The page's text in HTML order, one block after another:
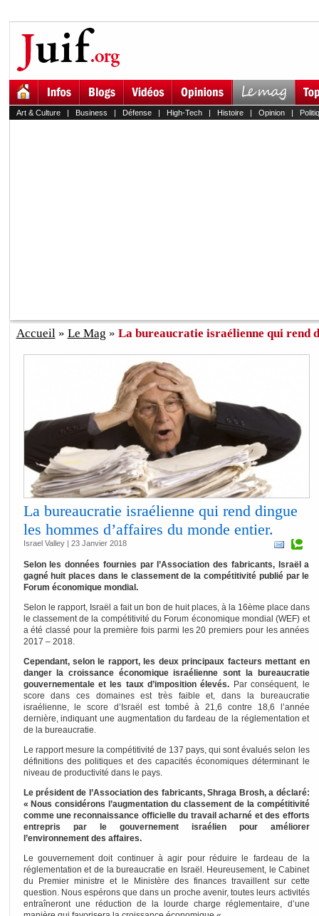
Art & Culture| Business | Défense| High-Tech| Histoire| Opinion|
Accueil» Le Mag » La bureaucratie israélienne qui rend
La bureaucratie israélienne qui rend dingue
les hommes d’affaires du monde entier.
Israel Valley | 23 Janvier 2018
Selon les données fournies par l’Association des fabricants, Israël a
gagné huit places dans le classement de la compétitivité publié par le
Forum économique mondial.
Selon le rapport, Israël a fait un bon de huit places, à la 16ème place dans
le classement de la compétitivité du Forum économique mondial (WEF) et
a été classé pour la première fois parmi les 20 premiers pour les années
2017 – 2018.
Cependant, selon le rapport, les deux principaux facteurs mettant en
danger la croissance économique israélienne sont la bureaucratie
gouvernementale et les taux d’imposition élevés. Par conséquent, le
score dans ces domaines est très faible et, dans la bureaucratie
israélienne, le score d’Israël est tombé à 21,6 contre 18,6 l’année
dernière, indiquant une augmentation du fardeau de la réglementation et
de la bureaucratie.
Le rapport mesure la compétitivité de 137 pays, qui sont évalués selon les
définitions des politiques et des capacités économiques déterminant le
niveau de productivité dans le pays.
Le président de l’Association des fabricants, Shraga Brosh, a déclaré:
« Nous considérons l’augmentation du classement de la compétitivité
comme une reconnaissance officielle du travail acharné et des efforts
entrepris par le gouvernement israélien pour améliorer
l’environnement des affaires.
Le gouvernement doit continuer à agir pour réduire le fardeau de la
réglementation et de la bureaucratie en Israël. Heureusement, le Cabinet
du Premier ministre et le Ministère des finances travaillent sur cette
question. Nous espérons que dans un proche avenir, toutes leurs activités
entraîneront une réduction de la lourde charge réglementaire, d’une